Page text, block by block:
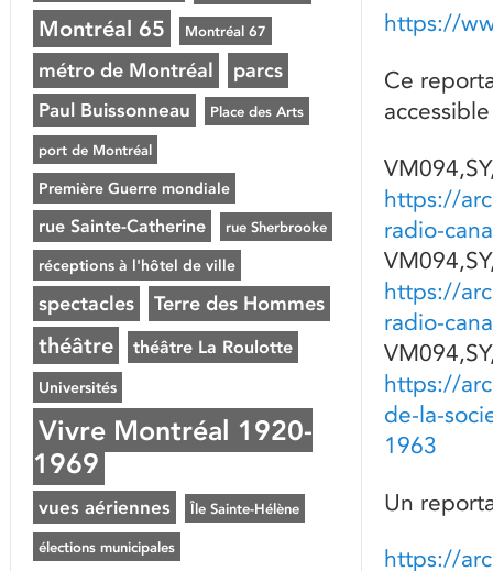
https://
Ce
https://
radio-
https://
radio-
https://
de-la-
1963
Un
https://
Montréal 65 Montréal 67
métro de Montréal parcs
Paul Buissonneau Place des Arts
port de Montréal
Première Guerre mondiale
rue Sainte-Catherine rue Sherbrooke
réceptions à l'hôtel de ville
spectacles Terre des Hommes
théâtre théâtre La Roulotte
Universités
Vivre Montréal 1920-
1969
vues aériennes Île Sainte-Hélène
élections municipales